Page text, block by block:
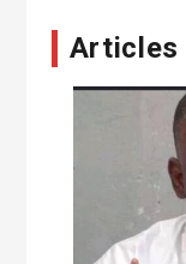
Articles